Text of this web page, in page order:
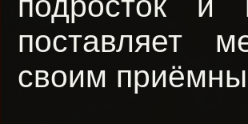
поставляет
своим